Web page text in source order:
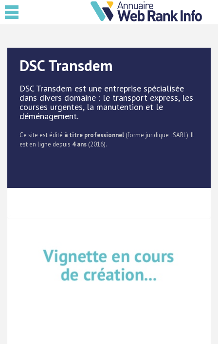
DSC Transdem
DSC Transdem est une entreprise spécialisée
dans divers domaine : le transport express, les
courses urgentes, la manutention et le
déménagement.
Ce site est édité à titre professionnel (forme juridique : SARL). Il
est en ligne depuis 4 ans (2016).